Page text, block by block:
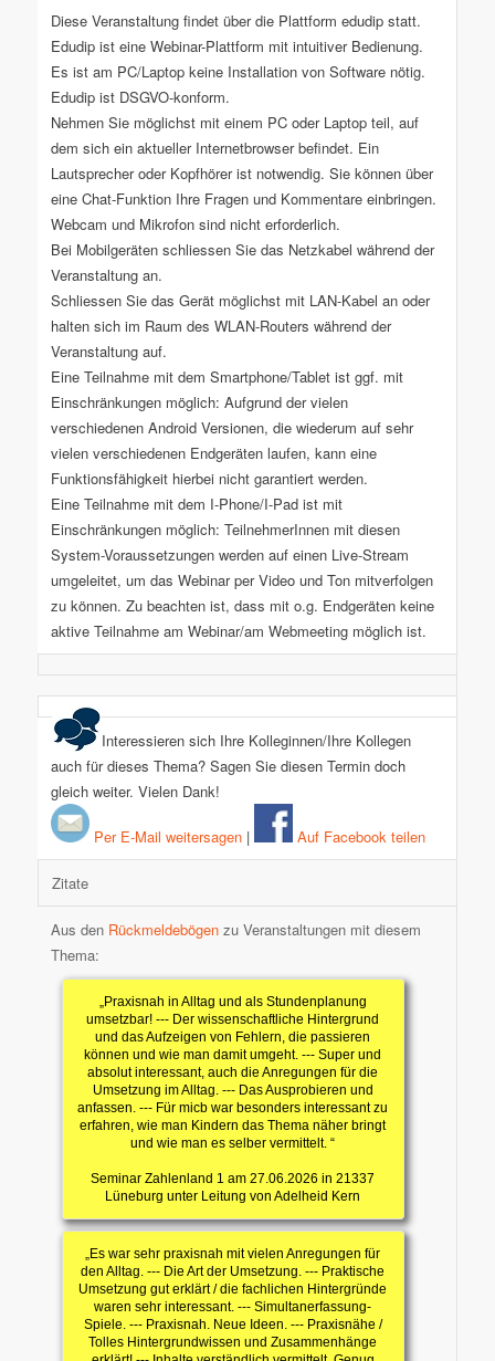
Diese Veranstaltung findet über die Plattform edudip statt.
Edudip ist eine Webinar-Plattform mit intuitiver Bedienung.
Es ist am PC/Laptop keine Installation von Software nötig.
Edudip ist DSGVO-konform.
Nehmen Sie möglichst mit einem PC oder Laptop teil, auf
dem sich ein aktueller Internetbrowser befindet. Ein
Lautsprecher oder Kopfhörer ist notwendig. Sie können über
eine Chat-Funktion Ihre Fragen und Kommentare einbringen.
Webcam und Mikrofon sind nicht erforderlich.
Bei Mobilgeräten schliessen Sie das Netzkabel während der
Veranstaltung an.
Schliessen Sie das Gerät möglichst mit LAN-Kabel an oder
halten sich im Raum des WLAN-Routers während der
Veranstaltung auf.
Eine Teilnahme mit dem Smartphone/Tablet ist ggf. mit
Einschränkungen möglich: Aufgrund der vielen
verschiedenen Android Versionen, die wiederum auf sehr
vielen verschiedenen Endgeräten laufen, kann eine
Funktionsfähigkeit hierbei nicht garantiert werden.
Eine Teilnahme mit dem I-Phone/I-Pad ist mit
Einschränkungen möglich: TeilnehmerInnen mit diesen
System-Voraussetzungen werden auf einen Live-Stream
umgeleitet, um das Webinar per Video und Ton mitverfolgen
zu können. Zu beachten ist, dass mit o.g. Endgeräten keine
aktive Teilnahme am Webinar/am Webmeeting möglich ist.
Interessieren sich Ihre Kolleginnen/Ihre Kollegen
auch für dieses Thema? Sagen Sie diesen Termin doch
gleich weiter. Vielen Dank!
Per E-Mail weitersagen| Auf Facebook teilen
Zitate
Aus den Rückmeldebögenzu Veranstaltungen mit diesem
Thema:
„Praxisnah in Alltag und als Stundenplanung
umsetzbar! --- Der wissenschaftliche Hintergrund
und das Aufzeigen von Fehlern, die passieren
können und wie man damit umgeht. --- Super und
absolut interessant, auch die Anregungen für die
Umsetzung im Alltag. --- Das Ausprobieren und
anfassen. --- Für micb war besonders interessant zu
erfahren, wie man Kindern das Thema näher bringt
und wie man es selber vermittelt. “
Seminar Zahlenland 1 am 27.06.2026 in 21337
Lüneburg unter Leitung von Adelheid Kern
„Es war sehr praxisnah mit vielen Anregungen für
den Alltag. --- Die Art der Umsetzung. --- Praktische
Umsetzung gut erklärt / die fachlichen Hintergründe
waren sehr interessant. --- Simultanerfassung-
Spiele. --- Praxisnah. Neue Ideen. --- Praxisnähe /
Tolles Hintergrundwissen und Zusammenhänge